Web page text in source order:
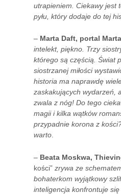
utrapieniem. Ciekawy jest
pyłu, który dodaje do tej
– Marta Daft, portal
intelekt, piękno. Trzy
którego są częścią. Świat
siostrzanej miłości
historia ma naprawdę
zaskakujących wydarzeń,
zwala z nóg! Do tego
magii i kilka wątków
przypadnie korona z
warto.
– Beata Moskwa,
kości” zrywa ze
bohaterkom wyjątkowy
inteligencja konfrontuje